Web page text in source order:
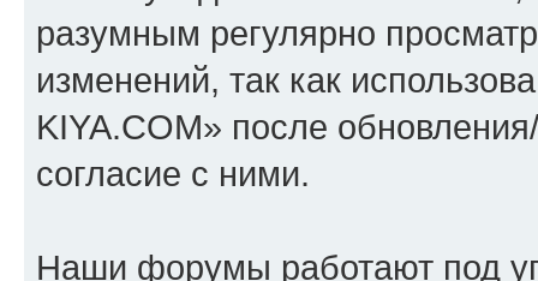
разумным регулярно
изменений, так как
KIYA.COM» после
согласие с ними.
Наши форумы работают под